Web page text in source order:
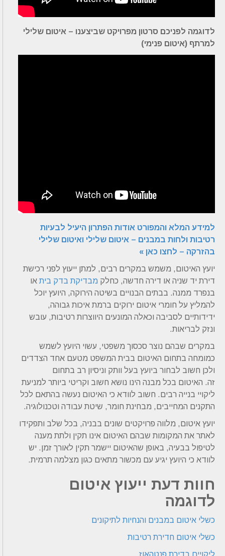
לדוגמה לפניכם סרטון מפרויקט שביצענו – איטום שלילי
למרתף (איטום פנימי)
למידע המלא והמפורט אודות הפתרון היעיל לבעיות
רטיבות ולחות במבנים – איטום שלילי ואיטום שלילי
בהזרקה – לחצו כאן »
יועץ האיטום, משמש במקרים רבים, למתן ייעוץ לפני רכישת
דירת יד שניה או דירה חדשה, כחלק מבדיקת בדק בית או
בנפרד ממנה. בבתים הבנויים בשיטה הירוקה, היועץ יוכל
להמליץ על חומרי איטום ירוקים ברמת איכות גבוהה,
ידידותיים לסביבה וכאלה המונעים היווצרות רטיבות, עובש
ונזק לבריאות.
במקרים שבהם נוצר סכסוך משפטי, עשוי היועץ לשמש
כמומחה בתחום האיטום בבית המשפט מטעם אחד הצדדים
ולכן חשוב לבחור ביועץ בעל וותק וניסיון רב בתחום
זה. האיטום בכל מבנה הינו נושא חשוב וקריטי ביותר למניעת
ליקויי בנייה רבים. חשוב לוודא כי האיטום נעשה בהתאם לכל
התקנים המחייבים, מבחינת חומר, שיטת עבודה וטכנולוגיה.
יועץ איטום, מלווה פרויקטים שונים בבניה, בכל שלב ותפקידו
לאתר את המקומות שבהם האיטום אינו תקין ולתת מענה
לטיפול בבעיה, באופן שהאיטום יישמר תקין לאורך זמן. יש
לוודא כי היועץ יגיע עם מכשור מתאים כגון מצלמה תרמית.
חוות דעת ייעוץ איטום
לדוגמה
כשלי איטום במבנים והנחיות לתיקונים
כשלי איטום חדירת רטיבות
ליקויים בדירת פנטהאוז